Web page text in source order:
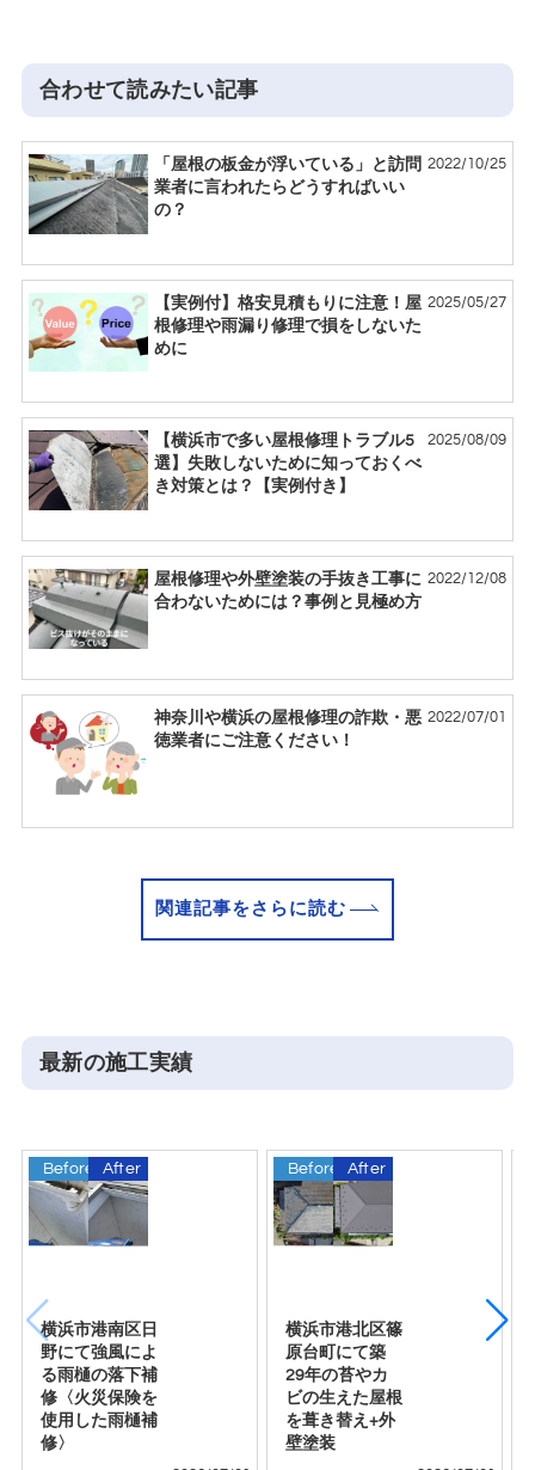
合わせて読みたい記事
「屋根の板金が浮いている」と訪問
業者に言われたらどうすればいい
の？
2022/10/25
【実例付】格安見積もりに注意！屋
根修理や雨漏り修理で損をしないた
めに
2025/05/27
【横浜市で多い屋根修理トラブル5
選】失敗しないために知っておくべ
き対策とは？【実例付き】
2025/08/09
屋根修理や外壁塗装の手抜き工事に
合わないためには？事例と見極め方
2022/12/08
神奈川や横浜の屋根修理の詐欺・悪
徳業者にご注意ください！
2022/07/01
関連記事をさらに読む
最新の施工実績
Before After
横浜市港南区日
野にて強風によ
る雨樋の落下補
修〈火災保険を
使用した雨樋補
修〉
Before After
横浜市港北区篠
原台町にて築
29年の苔やカ
ビの生えた屋根
を葺き替え+外
壁塗装